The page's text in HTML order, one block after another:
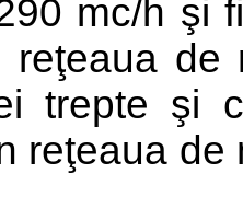
mc/h şi
de
trepte şi
reţeaua